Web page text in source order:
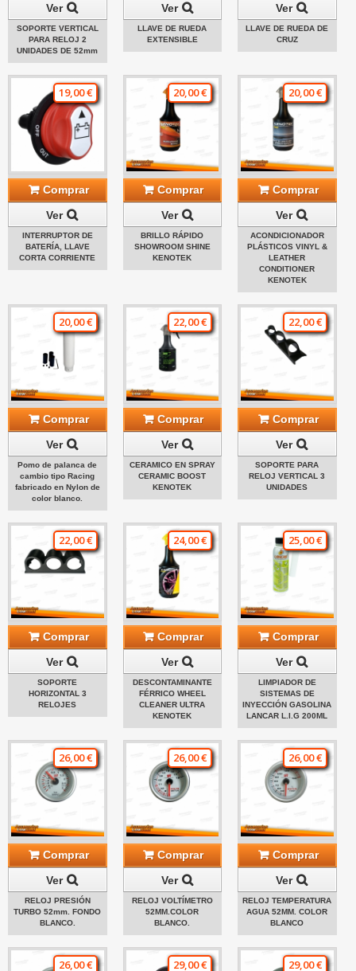
Ver
SOPORTE VERTICAL
PARA RELOJ 2
UNIDADES DE 52mm
Ver
LLAVE DE RUEDA
EXTENSIBLE
Ver
LLAVE DE RUEDA DE
CRUZ
19,00 €
Comprar
Ver
INTERRUPTOR DE
BATERÍA, LLAVE
CORTA CORRIENTE
20,00 €
Comprar
Ver
BRILLO RÁPIDO
SHOWROOM SHINE
KENOTEK
20,00 €
Comprar
Ver
ACONDICIONADOR
PLÁSTICOS VINYL &
LEATHER
CONDITIONER
KENOTEK
20,00 €
Comprar
Ver
Pomo de palanca de
cambio tipo Racing
fabricado en Nylon de
color blanco.
22,00 €
Comprar
Ver
CERAMICO EN SPRAY
CERAMIC BOOST
KENOTEK
22,00 €
Comprar
Ver
SOPORTE PARA
RELOJ VERTICAL 3
UNIDADES
22,00 €
Comprar
Ver
SOPORTE
HORIZONTAL 3
RELOJES
24,00 €
Comprar
Ver
DESCONTAMINANTE
FÉRRICO WHEEL
CLEANER ULTRA
KENOTEK
25,00 €
Comprar
Ver
LIMPIADOR DE
SISTEMAS DE
INYECCIÓN GASOLINA
LANCAR L.I.G 200ML
26,00 €
Comprar
Ver
RELOJ PRESIÓN
TURBO 52mm. FONDO
BLANCO.
26,00 €
Comprar
Ver
RELOJ VOLTÍMETRO
52MM.COLOR
BLANCO.
26,00 €
Comprar
Ver
RELOJ TEMPERATURA
AGUA 52MM. COLOR
BLANCO
26,00 € 29,00 € 29,00 €